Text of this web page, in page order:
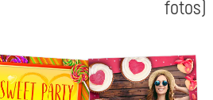
fotos)